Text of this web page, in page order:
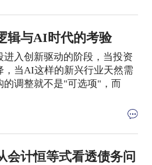
辑与AI时代的考验
进入创新驱动的阶段，当投资
，当AI这样的新兴行业天然需
的调整就不是"可选项"，而
会计恒等式看透债务问